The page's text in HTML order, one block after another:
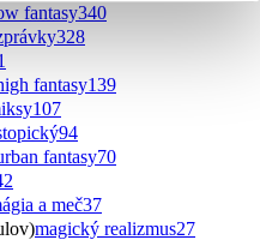
fantasy340
328
fantasy139
107
94
fantasy70
a meč37
magický realizmus27